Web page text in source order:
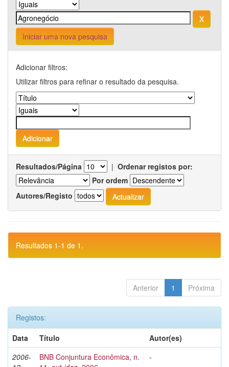
Iniciar uma nova pesquisa
Adicionar filtros:
Utilizar filtros para refinar o resultado da pesquisa.
Resultados/Página | Ordenar registos por:
Por ordem
Autores/Registo
Resultados 1-1 de 1.
Anterior 1 Próxima
Registos:
Data
Título
Autor(es)
2006-
BNB Conjuntura Econômica, n.
-